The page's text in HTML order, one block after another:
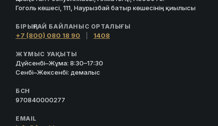
Гоголь көшесі, 111, Наурызбай батыр көшесінің қиылысы
БІРЫҢҒАЙ БАЙЛАНЫС ОРТАЛЫҒЫ
+7 (800) 080 18 90 1408
ЖҰМЫС УАҚЫТЫ
Дүйсенбі–Жұма: 8:30–17:30
Сенбі–Жексенбі: демалыс
БСН
970840000277
EMAIL